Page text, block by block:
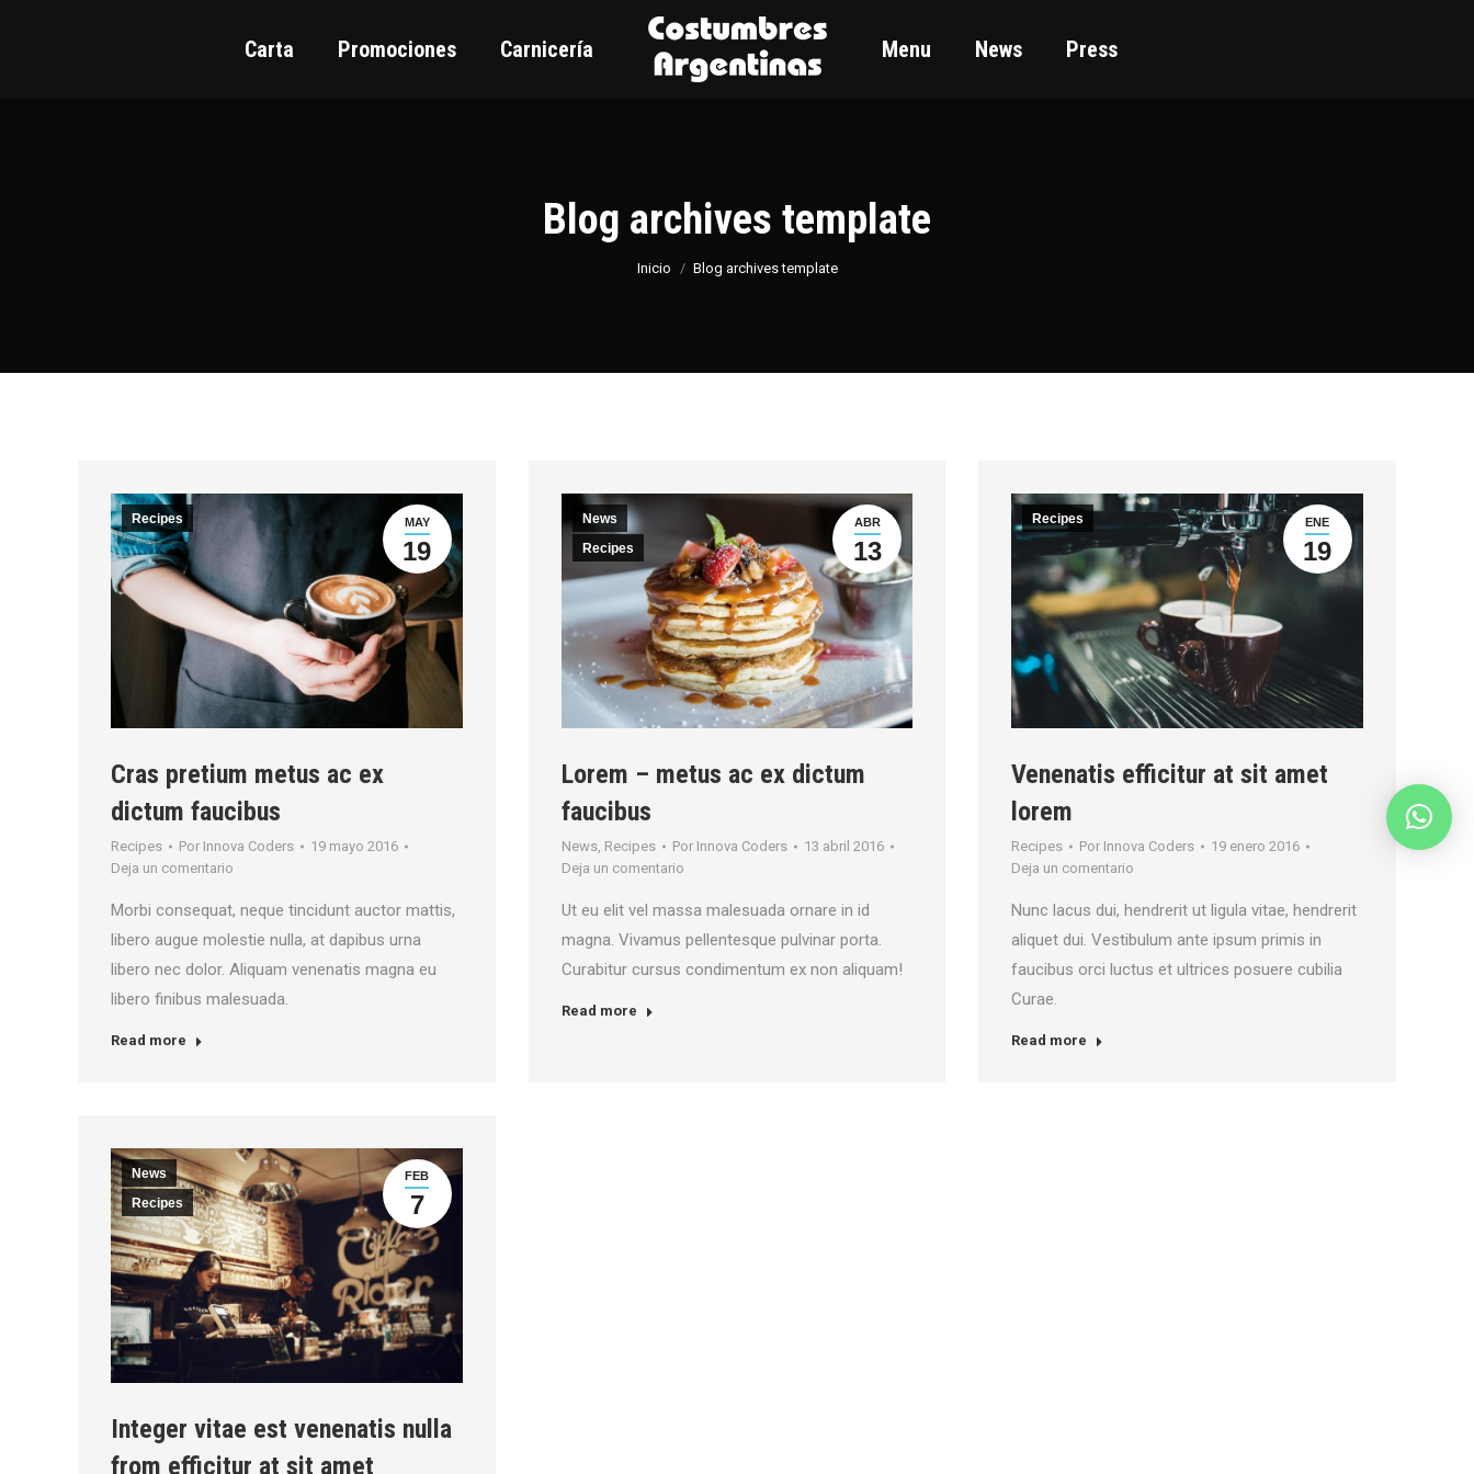
Carta Promociones Carnicería Menu News Press
Blog archives template
Estás aquí:
Inicio Blog archives template
MAY
19
Recipes
Cras pretium metus ac ex
dictum faucibus
Recipes Por Innova Coders
19 mayo 2016
Deja un comentario
Morbi consequat, neque tincidunt auctor mattis,
libero augue molestie nulla, at dapibus urna
libero nec dolor. Aliquam venenatis magna eu
libero finibus malesuada.
Read more
ABR
13
News
Recipes
Lorem – metus ac ex dictum
faucibus
News, Recipes Por Innova Coders
13 abril 2016
Deja un comentario
Ut eu elit vel massa malesuada ornare in id
magna. Vivamus pellentesque pulvinar porta.
Curabitur cursus condimentum ex non aliquam!
Read more
ENE
19
Recipes
Venenatis efficitur at sit amet
lorem
Recipes Por Innova Coders
19 enero 2016
Deja un comentario
Nunc lacus dui, hendrerit ut ligula vitae, hendrerit
aliquet dui. Vestibulum ante ipsum primis in
faucibus orci luctus et ultrices posuere cubilia
Curae.
Read more
FEB
7
News
Recipes
Integer vitae est venenatis nulla
from efficitur at sit amet